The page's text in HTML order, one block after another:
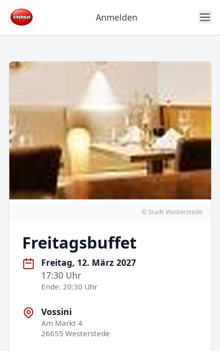
Anmelden
© Stadt Westerstede
Freitagsbuffet
Freitag, 12. März 2027
17:30 Uhr
Ende: 20:30 Uhr
Vossini
Am Markt 4
26655 Westerstede